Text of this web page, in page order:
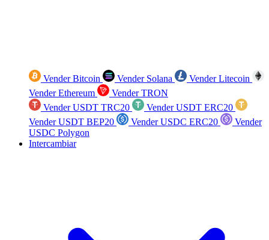
Vender Bitcoin Vender Solana
Vender Litecoin
Vender Ethereum
Vender TRON
Vender USDT TRC20
Vender USDT ERC20
Vender USDT BEP20
Vender USDC ERC20
Vender
USDC Polygon
Intercambiar